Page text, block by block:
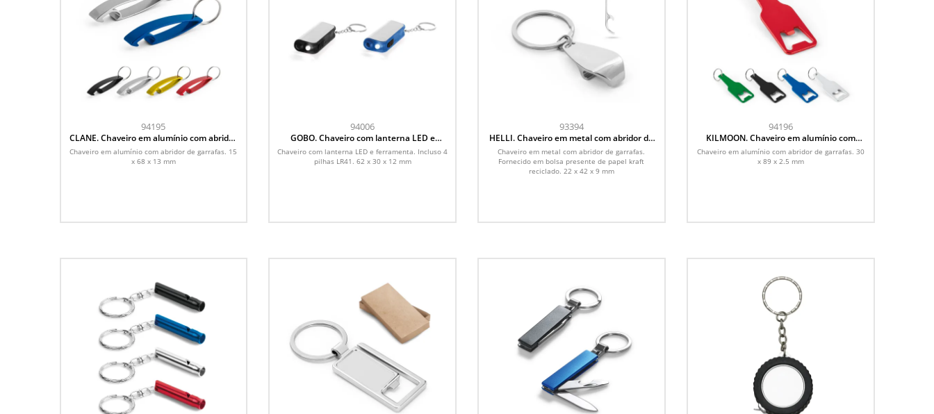
94195
CLANE. Chaveiro em alumínio com abridor
de garrafas
Chaveiro em alumínio com abridor de garrafas. 15
x 68 x 13 mm
94006
GOBO. Chaveiro com lanterna LED e
ferramenta
Chaveiro com lanterna LED e ferramenta. Incluso 4
pilhas LR41. 62 x 30 x 12 mm
93394
HELLI. Chaveiro em metal com abridor de
garrafas
Chaveiro em metal com abridor de garrafas.
Fornecido em bolsa presente de papel kraft
reciclado. 22 x 42 x 9 mm
94196
KILMOON. Chaveiro em alumínio com
abridor de garrafas
Chaveiro em alumínio com abridor de garrafas. 30
x 89 x 2.5 mm